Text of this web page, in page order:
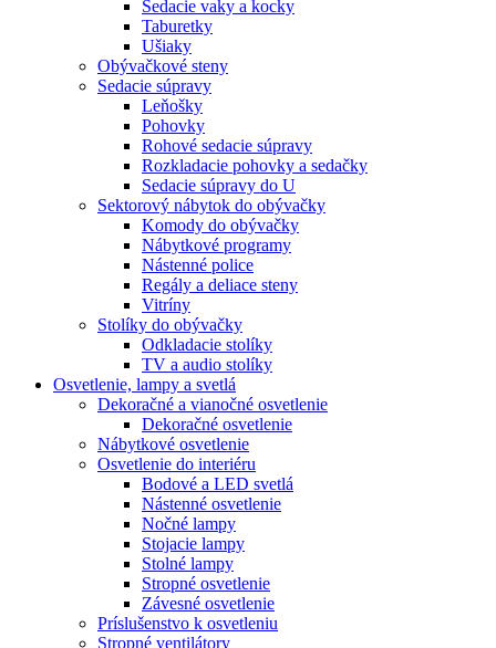
Sedacie vaky a kocky
Taburetky
Ušiaky
Obývačkové steny
Sedacie súpravy
Leňošky
Pohovky
Rohové sedacie súpravy
Rozkladacie pohovky a sedačky
Sedacie súpravy do U
Sektorový nábytok do obývačky
Komody do obývačky
Nábytkové programy
Nástenné police
Regály a deliace steny
Vitríny
Stolíky do obývačky
Odkladacie stolíky
TV a audio stolíky
Osvetlenie, lampy a svetlá
Dekoračné a vianočné osvetlenie
Dekoračné osvetlenie
Nábytkové osvetlenie
Osvetlenie do interiéru
Bodové a LED svetlá
Nástenné osvetlenie
Nočné lampy
Stojacie lampy
Stolné lampy
Stropné osvetlenie
Závesné osvetlenie
Príslušenstvo k osvetleniu
Stropné ventilátory